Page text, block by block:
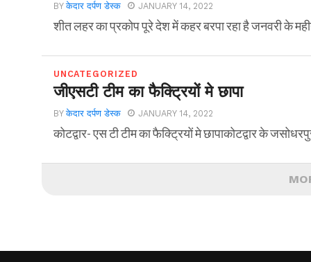
BYकेदार दर्पण डेस्क JANUARY 14, 2022
शीत लहर का प्रकोप पूरे देश में कहर बरपा रहा है जनवरी के
UNCATEGORIZED
जीएसटी टीम का फैक्ट्रियों मे छापा
BYकेदार दर्पण डेस्क JANUARY 14, 2022
कोटद्वार- एस टी टीम का फैक्ट्रियों मे छापाकोटद्वार के